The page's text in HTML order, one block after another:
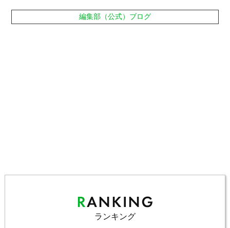
編集部（公式）ブログ
ランキング